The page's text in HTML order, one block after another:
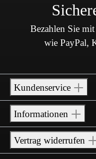
Bezahlen Sie
wie PayPal,
Kundenservice
Informationen
Vertrag widerrufen